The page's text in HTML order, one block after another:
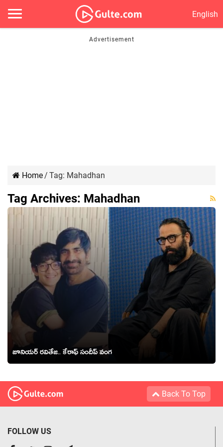
English
Home/ Tag: Mahadhan
Tag Archives: Mahadhan
జూనియర్ రవితేజ.. కేరాఫ్ సందీప్ వంగ
Back To Top
FOLLOW US